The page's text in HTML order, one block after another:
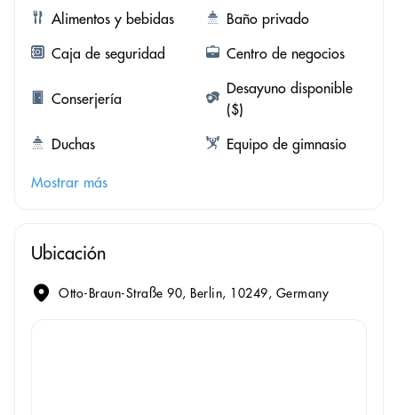
Alimentos y bebidas
Baño privado
Caja de seguridad
Centro de negocios
Conserjería
Desayuno disponible
($)
Duchas
Equipo de gimnasio
Mostrar más
Ubicación
Otto-Braun-Straße 90, Berlin, 10249, Germany